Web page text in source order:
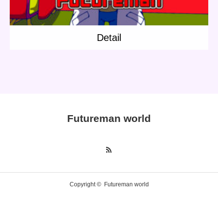
Detail
Futureman world
Copyright © Futureman world